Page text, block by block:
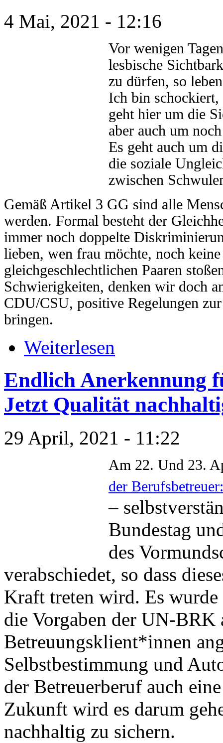
4 Mai, 2021 - 12:16
Vor wenigen
lesbische
zu dürfen, so
Ich bin schockiert,
geht hier um die
aber auch um
Es geht auch um
die soziale
zwischen
Gemäß Artikel 3 GG sind alle
werden. Formal besteht der
immer noch doppelte
lieben, wen frau möchte, noch
gleichgeschlechtlichen Paaren
Schwierigkeiten, denken wir doch
CDU/CSU, positive Regelungen
bringen.
Weiterlesen
Endlich Anerkennung
Jetzt Qualität
29 April, 2021 - 11:22
Am 22. Und 23.
der
–
Bundestag
des
verabschiedet, so dass
Kraft treten wird. Es
die Vorgaben der UN-BRK
Betreuungsklient*innen
Selbstbestimmung und
der Betreuerberuf auch
Zukunft wird es darum
nachhaltig zu sichern.